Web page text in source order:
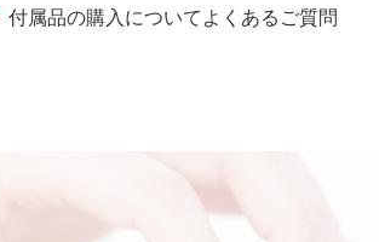
付属品の購入についてよくあるご質問